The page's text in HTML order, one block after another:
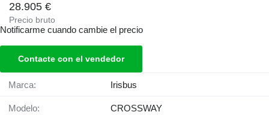
28.905 €
Precio bruto
Notificarme cuando cambie el precio
Contacte con el vendedor
Marca: Irisbus
Modelo: CROSSWAY